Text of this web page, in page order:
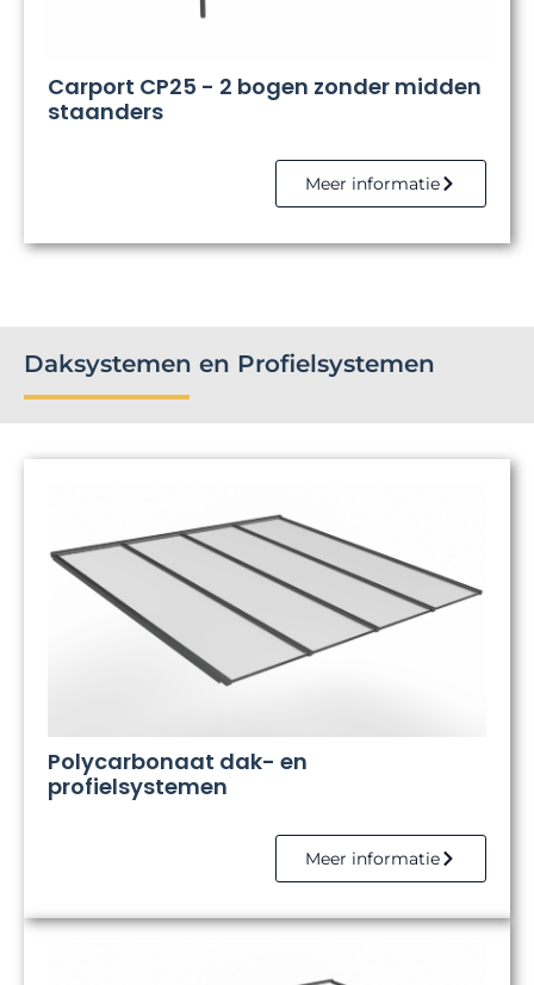
Carport CP25 - 2 bogen zonder midden
staanders
Meer informatie
Daksystemen en Profielsystemen
Polycarbonaat dak- en
profielsystemen
Meer informatie